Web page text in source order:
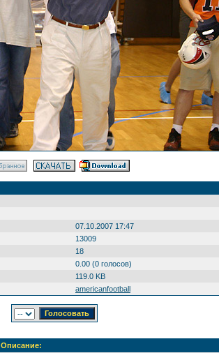
07.10.2007 17:47
13009
18
0.00 (0 голосов)
119.0 KB
americanfootball
Описание: